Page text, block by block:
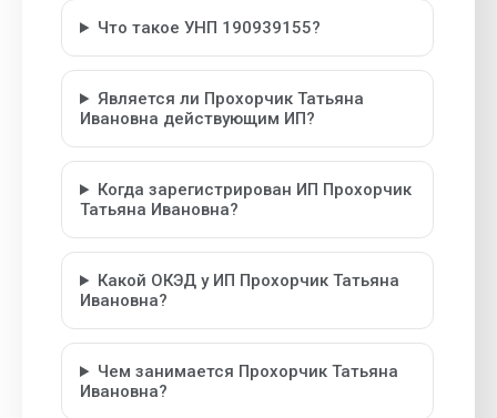
Что такое УНП 190939155?
Является ли Прохорчик Татьяна
Ивановна действующим ИП?
Когда зарегистрирован ИП Прохорчик
Татьяна Ивановна?
Какой ОКЭД у ИП Прохорчик Татьяна
Ивановна?
Чем занимается Прохорчик Татьяна
Ивановна?